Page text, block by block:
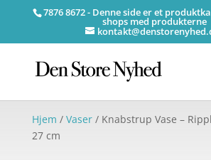
7876 8672 - Denne side er et
shops med produkterne
Hjem / Vaser/ Knabstrup Vase –
27 cm